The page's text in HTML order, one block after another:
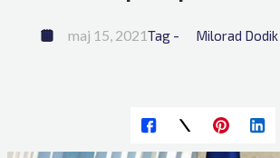
maj 15, 2021Tag - Milorad Dodik